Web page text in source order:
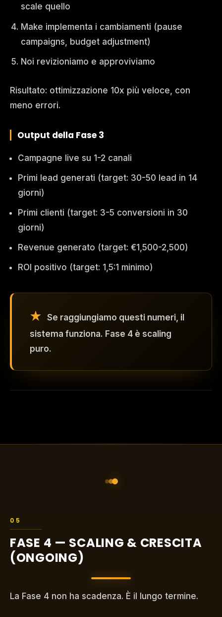
scale quello
Make implementa i cambiamenti (pause
campaigns, budget adjustment)
Noi revizioniamo e approviviamo
Risultato: ottimizzazione 10x più veloce, con
meno errori.
Output della Fase 3
Campagne live su 1-2 canali
Primi lead generati (target: 30-50 lead in 14
giorni)
Primi clienti (target: 3-5 conversioni in 30
giorni)
Revenue generato (target: €1,500-2,500)
ROI positivo (target: 1,5:1 minimo)
Se raggiungiamo questi numeri, il
sistema funziona. Fase 4 è scaling
puro.
FASE 4 — SCALING & CRESCITA
(ONGOING)
La Fase 4 non ha scadenza. È il lungo termine.